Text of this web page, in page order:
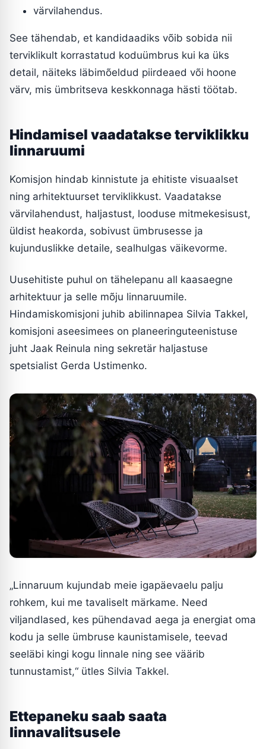
värvilahendus.
See tähendab, et kandidaadiks võib sobida nii
terviklikult korrastatud koduümbrus kui ka üks
detail, näiteks läbimõeldud piirdeaed või hoone
värv, mis ümbritseva keskkonnaga hästi töötab.
Hindamisel vaadatakse terviklikku
linnaruumi
Komisjon hindab kinnistute ja ehitiste visuaalset
ning arhitektuurset terviklikkust. Vaadatakse
värvilahendust, haljastust, looduse mitmekesisust,
üldist heakorda, sobivust ümbrusesse ja
kujunduslikke detaile, sealhulgas väikevorme.
Uusehitiste puhul on tähelepanu all kaasaegne
arhitektuur ja selle mõju linnaruumile.
Hindamiskomisjoni juhib abilinnapea Silvia Takkel,
komisjoni aseesimees on planeeringuteenistuse
juht Jaak Reinula ning sekretär haljastuse
spetsialist Gerda Ustimenko.
„Linnaruum kujundab meie igapäevaelu palju
rohkem, kui me tavaliselt märkame. Need
viljandlased, kes pühendavad aega ja energiat oma
kodu ja selle ümbruse kaunistamisele, teevad
seeläbi kingi kogu linnale ning see väärib
tunnustamist,“ ütles Silvia Takkel.
Ettepaneku saab saata
linnavalitsusele